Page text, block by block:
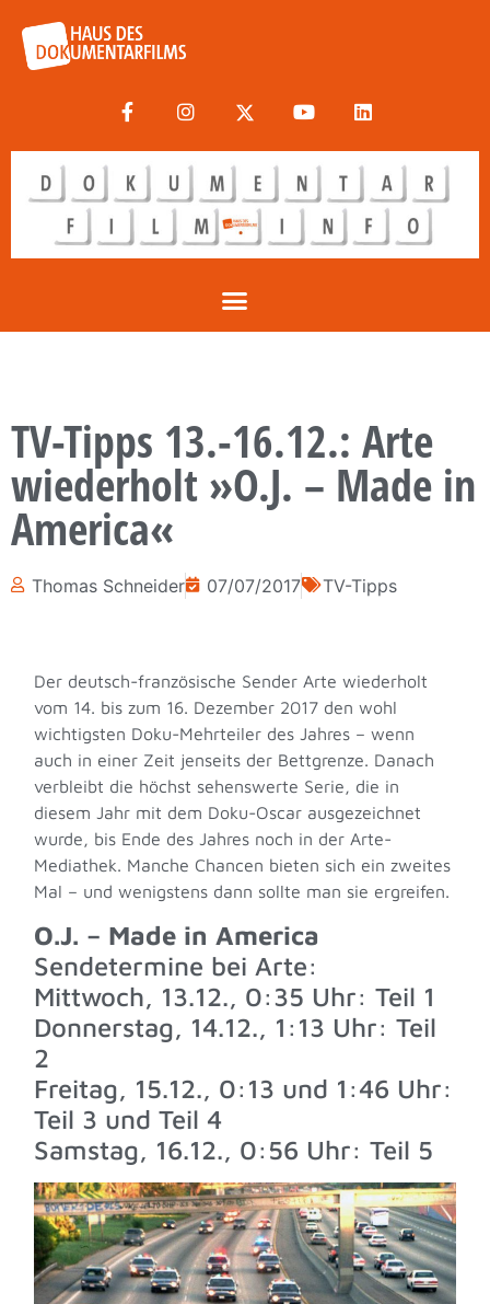
TV-Tipps 13.-16.12.: Arte
wiederholt »O.J. – Made in
America«
Thomas Schneider 07/07/2017 TV-Tipps
Der deutsch-französische Sender Arte wiederholt
vom 14. bis zum 16. Dezember 2017 den wohl
wichtigsten Doku-Mehrteiler des Jahres – wenn
auch in einer Zeit jenseits der Bettgrenze. Danach
verbleibt die höchst sehenswerte Serie, die in
diesem Jahr mit dem Doku-Oscar ausgezeichnet
wurde, bis Ende des Jahres noch in der Arte-
Mediathek. Manche Chancen bieten sich ein zweites
Mal – und wenigstens dann sollte man sie ergreifen.
O.J. – Made in America
Sendetermine bei Arte:
Mittwoch, 13.12., 0:35 Uhr: Teil 1
Donnerstag, 14.12., 1:13 Uhr: Teil
2
Freitag, 15.12., 0:13 und 1:46 Uhr:
Teil 3 und Teil 4
Samstag, 16.12., 0:56 Uhr: Teil 5